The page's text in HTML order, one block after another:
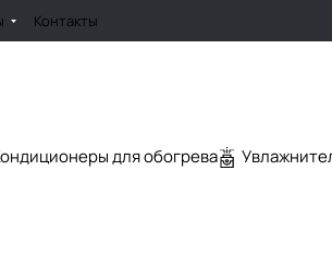
Контакты
для обогрева